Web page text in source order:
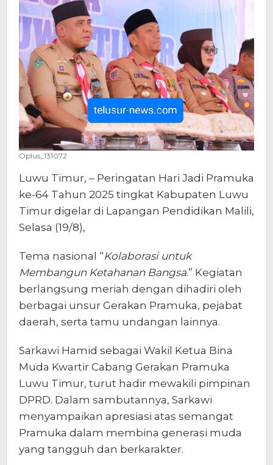
Apel
Akbar
dan
Pelepasan
Kontingen
Jambore
Oplus_131072
Luwu Timur, – Peringatan Hari Jadi Pramuka
ke-64 Tahun 2025 tingkat Kabupaten Luwu
Timur digelar di Lapangan Pendidikan Malili,
Selasa (19/8),
Tema nasional “Kolaborasi untuk
Membangun Ketahanan Bangsa.” Kegiatan
berlangsung meriah dengan dihadiri oleh
berbagai unsur Gerakan Pramuka, pejabat
daerah, serta tamu undangan lainnya.
Sarkawi Hamid sebagai Wakil Ketua Bina
Muda Kwartir Cabang Gerakan Pramuka
Luwu Timur, turut hadir mewakili pimpinan
DPRD. Dalam sambutannya, Sarkawi
menyampaikan apresiasi atas semangat
Pramuka dalam membina generasi muda
yang tangguh dan berkarakter.